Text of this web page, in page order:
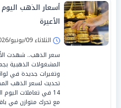
أسعار الذهب
الأعيرة
الثلاثاء 09/يونيو/2026 - 12:45 ص
سعر الذهب.. شهدت
المشغولات الذهبية
وتغيرات جديدة في
تحديث لسعر الذهب
مع تحرك متوازن في